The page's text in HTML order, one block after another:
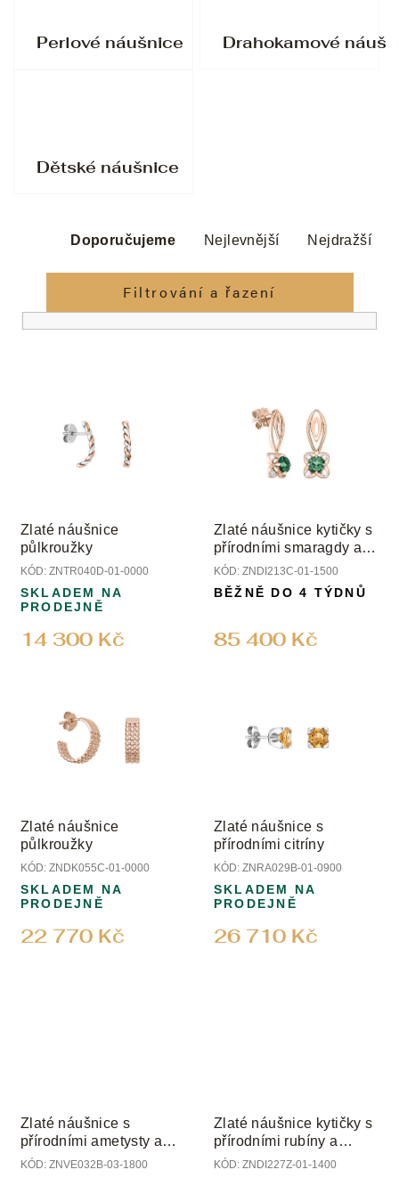
Perlové náušnice Drahokamové
Dětské náušnice
z
n
í
d
u
Doporučujeme Nejlevnější Nejdražší
Filtrování a řazení
o
d
u
k
ů
Zlaté náušnice
půlkroužky
KÓD: ZNTR040D-01-0000
14 300 Kč
SKLADEM NA
PRODEJNĚ
Zlaté náušnice kytičky s
přírodními smaragdy a
diamanty
KÓD: ZNDI213C-01-1500
85 400 Kč
BĚŽNĚ DO 4 TÝDNŮ
Zlaté náušnice
půlkroužky
KÓD: ZNDK055C-01-0000
22 770 Kč
SKLADEM NA
PRODEJNĚ
Zlaté náušnice s
přírodními citríny
KÓD: ZNRA029B-01-0900
26 710 Kč
SKLADEM NA
PRODEJNĚ
Zlaté náušnice s
přírodními ametysty a
diamanty
KÓD: ZNVE032B-03-1800
Zlaté náušnice kytičky s
přírodními rubíny a
diamanty
KÓD: ZNDI227Z-01-1400